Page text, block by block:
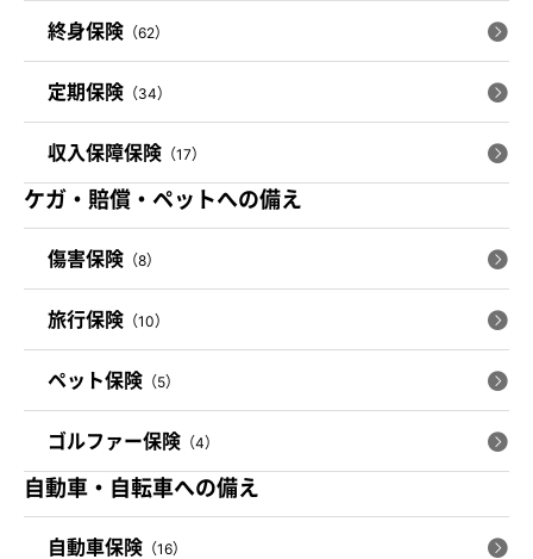
終身保険 （62）
定期保険 （34）
収入保障保険 （17）
ケガ・賠償・ペットへの備え
傷害保険 （8）
旅行保険 （10）
ペット保険 （5）
ゴルファー保険 （4）
自動車・自転車への備え
自動車保険 （16）